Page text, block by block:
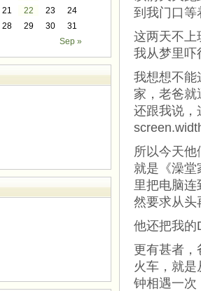
到我门口等
这两天不上
我从梦里吓
我想想不能
家，老爸
还跟我说，
所以今天
就是《澡堂
里把电脑
然要求从头
他还把我的
更有甚者，
火车，就
钟相遇一次
Sep »
21 22 23
24
28 29 30 31